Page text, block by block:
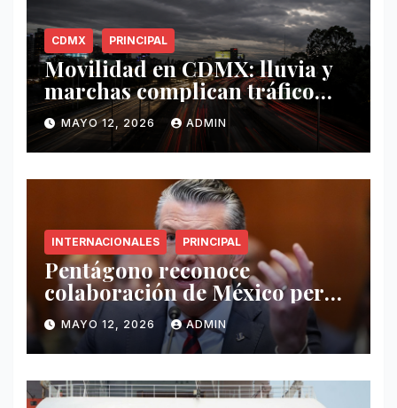
CDMX PRINCIPAL
Movilidad en CDMX: lluvia y
marchas complican tráfico
este 12 de mayo
MAYO 12, 2026 ADMIN
INTERNACIONALES PRINCIPAL
Pentágono reconoce
colaboración de México pero
exige mayor operatividad
antidrogas
MAYO 12, 2026 ADMIN